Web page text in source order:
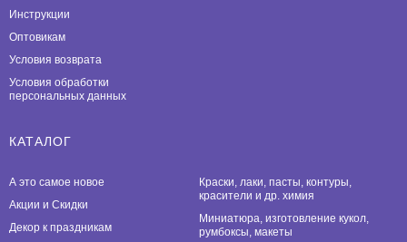
Инструкции
Оптовикам
Условия возврата
Условия обработки
персональных данных
КАТАЛОГ
А это самое новое
Акции и Скидки
Декор к праздникам
Краски, лаки, пасты, контуры,
красители и др. химия
Миниатюра, изготовление кукол,
румбоксы, макеты